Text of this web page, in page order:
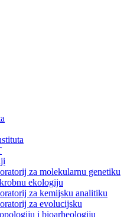
za molekularnu genetiku
ekologiju
za kemijsku analitiku
za evolucijsku
i bioarheologiju